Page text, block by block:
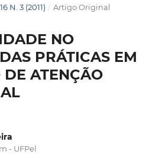
N. 3 (2011) / Artigo Original
NO
PRÁTICAS EM
ATENÇÃO
- UFPel